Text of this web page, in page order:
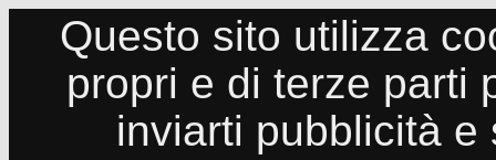
Questo sito utilizza
propri e di terze parti
inviarti pubblicità